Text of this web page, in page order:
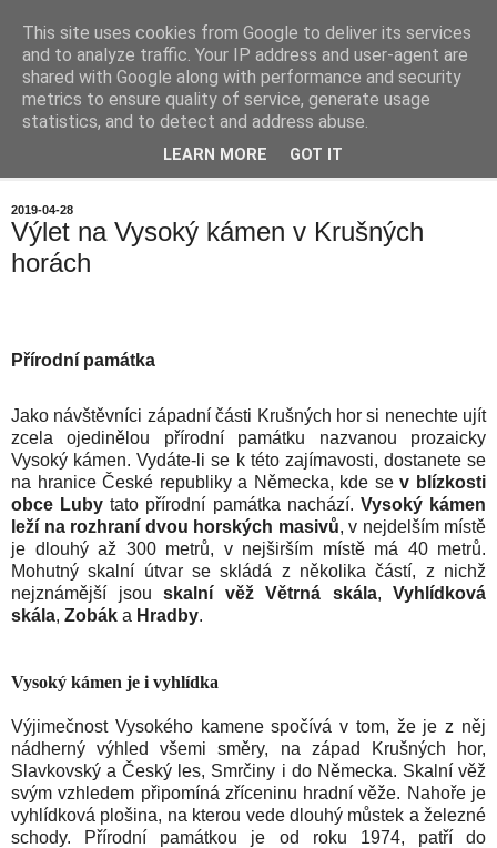
Chalupa na horách
2019-04-28
Výlet na Vysoký kámen v Krušných
horách
Přírodní památka
Jako návštěvníci západní části Krušných hor si nenechte ujít
zcela ojedinělou přírodní památku nazvanou prozaicky
Vysoký kámen. Vydáte-li se k této zajímavosti, dostanete se
na hranice České republiky a Německa, kde sev blízkosti
obce Luby tato přírodní památka nachází. Vysoký kámen
leží na rozhraní dvou horských masivů, v nejdelším místě
je dlouhý až 300 metrů, v nejširším místě má 40 metrů.
Mohutný skalní útvar se skládá z několika částí, z nichž
nejznámější jsou skalní věž Větrná skála, Vyhlídková
skála, Zobák a Hradby.
Vysoký kámen je i vyhlídka
Výjimečnost Vysokého kamene spočívá v tom, že je z něj
nádherný výhled všemi směry, na západ Krušných hor,
Slavkovský a Český les, Smrčiny i do Německa. Skalní věž
svým vzhledem připomíná zříceninu hradní věže. Nahoře je
vyhlídková plošina, na kterou vede dlouhý můstek a železné
schody. Přírodní památkou je od roku 1974, patří do
This site uses cookies from Google to deliver its services
and to analyze traffic. Your IP address and user-agent are
shared with Google along with performance and security
metrics to ensure quality of service, generate usage
statistics, and to detect and address abuse.
LEARN MORE GOT IT